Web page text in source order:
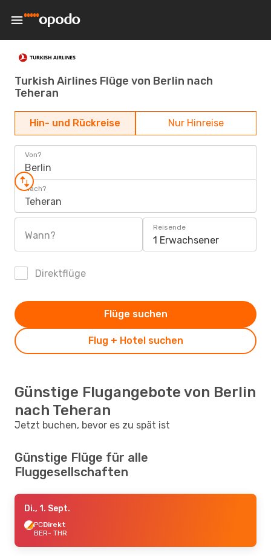
Turkish Airlines Flüge von Berlin nach
Teheran
Hin- und Rückreise Nur Hinreise
Von?
Berlin
Nach?
Teheran
Wann?
Reisende
1 Erwachsener
Direktflüge
Flug + Hotel suchen
Flüge suchen
Günstige Flugangebote von Berlin
nach Teheran
Jetzt buchen, bevor es zu spät ist
Günstige Flüge für alle
Fluggesellschaften
Di., 1. Sept.
PCDirekt
BER- THR